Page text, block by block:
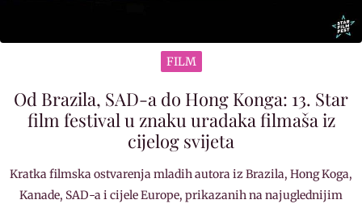
FILM
Od Brazila, SAD-a do Hong Konga: 13. Star
film festival u znaku uradaka filmaša iz
cijelog svijeta
Kratka filmska ostvarenja mladih autora iz Brazila, Hong Koga,
Kanade, SAD-a i cijele Europe, prikazanih na najuglednijim